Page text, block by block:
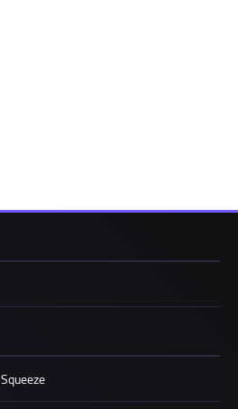
الصفحة الرسمية لقالب Squeeze